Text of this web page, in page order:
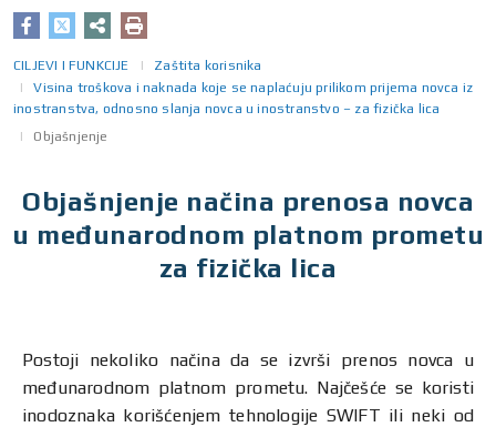
CILJEVI I FUNKCIJE
Zaštita korisnika
Visina troškova i naknada koje se naplaćuju prilikom prijema novca iz
inostranstva, odnosno slanja novca u inostranstvo – za fizička lica
Objašnjenje
Objašnjenje načina prenosa novca
u međunarodnom platnom prometu
za fizička lica
Postoji nekoliko načina da se izvrši prenos novca u
međunarodnom platnom prometu. Najčešće se koristi
inodoznaka korišćenjem tehnologije SWIFT ili neki od